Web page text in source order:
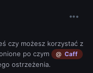
czy możesz korzystać z
po czym
@ Caff
ostrzeżenia.